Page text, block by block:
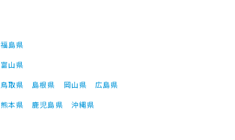
福島県
富山県
鳥取県 島根県 岡山県
広島県
熊本県 鹿児島県 沖縄県